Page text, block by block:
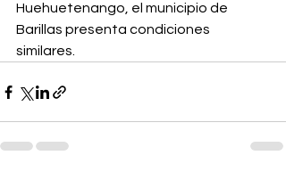
Huehuetenango, el municipio de
Barillas presenta condiciones
similares.